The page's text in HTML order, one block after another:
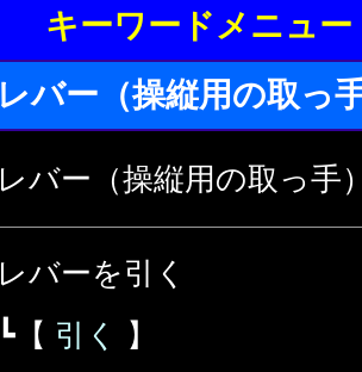
キーワードメニュー
レバー（操縦用の取っ手
レバー（操縦用の取っ手）
レバーを引く
┗【 引く
】